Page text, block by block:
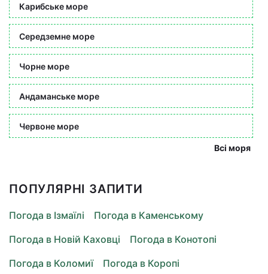
Карибське море
Середземне море
Чорне море
Андаманське море
Червоне море
Всі моря
ПОПУЛЯРНІ ЗАПИТИ
Погода в Ізмаїлі
Погода в Каменському
Погода в Новій Каховці
Погода в Конотопі
Погода в Коломиї
Погода в Коропі